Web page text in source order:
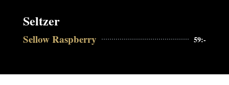
Seltzer
Sellow Raspberry 59:-